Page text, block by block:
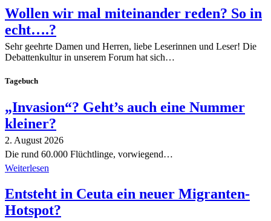
Wollen wir mal miteinander reden? So in
echt….?
Sehr geehrte Damen und Herren, liebe Leserinnen und Leser! Die
Debattenkultur in unserem Forum hat sich…
Tagebuch
„Invasion“? Geht’s auch eine Nummer
kleiner?
2. August 2026
Die rund 60.000 Flüchtlinge, vorwiegend…
Weiterlesen
Entsteht in Ceuta ein neuer Migranten-
Hotspot?